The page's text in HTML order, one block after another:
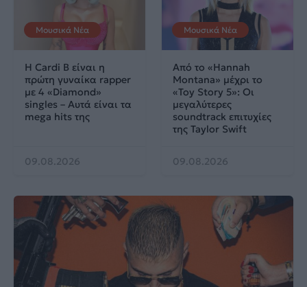
Μουσικά Νέα
Η Cardi B είναι η
πρώτη γυναίκα rapper
με 4 «Diamond»
singles – Αυτά είναι τα
mega hits της
09.08.2026
Μουσικά Νέα
Από το «Hannah
Montana» μέχρι το
«Toy Story 5»: Οι
μεγαλύτερες
soundtrack επιτυχίες
της Taylor Swift
09.08.2026